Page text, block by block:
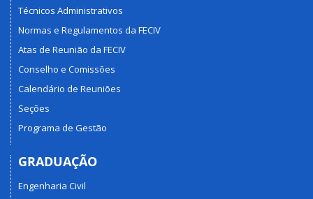
Técnicos Administrativos
Normas e Regulamentos da FECIV
Atas de Reunião da FECIV
Conselho e Comissões
Calendário de Reuniões
Seções
Programa de Gestão
GRADUAÇÃO
Engenharia Civil